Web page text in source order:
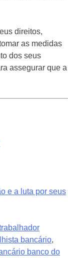
direitos,
as medidas
dos seus
assegurar que a
e a luta por seus
bancário,
banco do